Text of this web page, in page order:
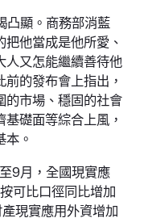
凸顯。商務部消藍
他當成是他所愛、
人又怎能繼續善待他
的發布會上指出，
的市場、穩固的社會
礎面等綜合上風，
。
9月，全國現實應
可比口徑同比增加
現實應用外資增加